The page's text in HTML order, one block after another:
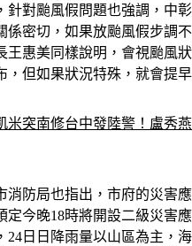
針對颱風假問題也強調，中
係密切，如果放颱風假步調
王惠美同樣說明，會視颱風
，但如果狀況特殊，就會提早
米突南修台中發陸警！盧秀
消防局也指出，市府的災害
定今晚18時將開設二級災害
24日日降雨量以山區為主，